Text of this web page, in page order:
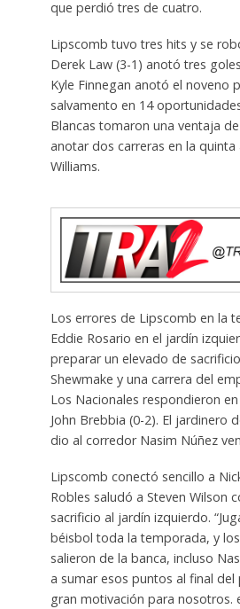
que perdió tres de cuatro.
Lipscomb tuvo tres hits y se
Derek Law (3-1) anotó tres
Kyle Finnegan anotó el noveno
salvamento en 14
Blancas tomaron una ventaja
anotar dos carreras en la
Williams.
Los errores de Lipscomb en la
Eddie Rosario en el jardín
preparar un elevado de
Shewmake y una carrera del
Los Nacionales respondieron
John Brebbia (0-2). El jardinero
dio al corredor Nasim Núñez
Lipscomb conectó sencillo a
Robles saludó a Steven Wilson
sacrificio al jardín izquierdo.
béisbol toda la temporada, y
salieron de la banca, incluso
a sumar esos puntos al final
gran motivación para nosotros.